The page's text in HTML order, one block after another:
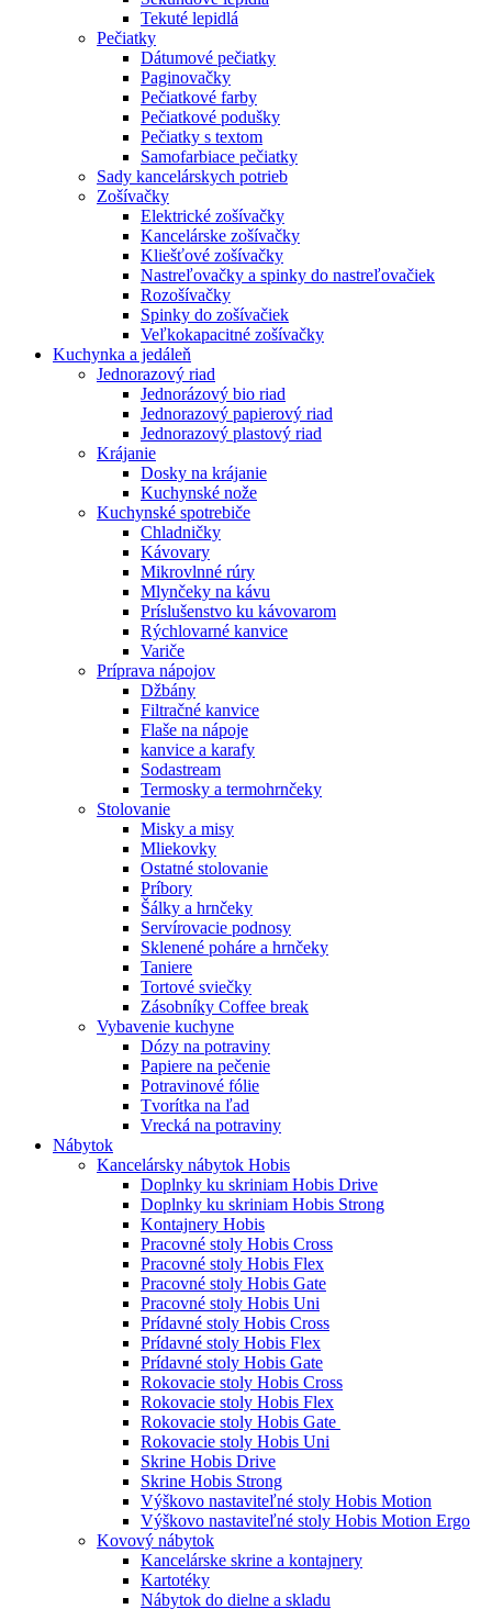
Tekuté lepidlá
Pečiatky
Dátumové pečiatky
Paginovačky
Pečiatkové farby
Pečiatkové podušky
Pečiatky s textom
Samofarbiace pečiatky
Sady kancelárskych potrieb
Zošívačky
Elektrické zošívačky
Kancelárske zošívačky
Kliešťové zošívačky
Nastreľovačky a spinky do nastreľovačiek
Rozošívačky
Spinky do zošívačiek
Veľkokapacitné zošívačky
Kuchynka a jedáleň
Jednorazový riad
Jednorázový bio riad
Jednorazový papierový riad
Jednorazový plastový riad
Krájanie
Dosky na krájanie
Kuchynské nože
Kuchynské spotrebiče
Chladničky
Kávovary
Mikrovlnné rúry
Mlynčeky na kávu
Príslušenstvo ku kávovarom
Rýchlovarné kanvice
Variče
Príprava nápojov
Džbány
Filtračné kanvice
Flaše na nápoje
kanvice a karafy
Sodastream
Termosky a termohrnčeky
Stolovanie
Misky a misy
Mliekovky
Ostatné stolovanie
Príbory
Šálky a hrnčeky
Servírovacie podnosy
Sklenené poháre a hrnčeky
Taniere
Tortové sviečky
Zásobníky Coffee break
Vybavenie kuchyne
Dózy na potraviny
Papiere na pečenie
Potravinové fólie
Tvorítka na ľad
Vrecká na potraviny
Nábytok
Kancelársky nábytok Hobis
Doplnky ku skriniam Hobis Drive
Doplnky ku skriniam Hobis Strong
Kontajnery Hobis
Pracovné stoly Hobis Cross
Pracovné stoly Hobis Flex
Pracovné stoly Hobis Gate
Pracovné stoly Hobis Uni
Prídavné stoly Hobis Cross
Prídavné stoly Hobis Flex
Prídavné stoly Hobis Gate
Rokovacie stoly Hobis Cross
Rokovacie stoly Hobis Flex
Rokovacie stoly Hobis Gate
Rokovacie stoly Hobis Uni
Skrine Hobis Drive
Skrine Hobis Strong
Výškovo nastaviteľné stoly Hobis Motion
Výškovo nastaviteľné stoly Hobis Motion Ergo
Kovový nábytok
Kancelárske skrine a kontajnery
Kartotéky
Nábytok do dielne a skladu